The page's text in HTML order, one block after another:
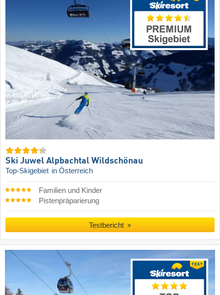
Ski Juwel Alpbachtal Wildschönau
Top-Skigebiet in Österreich
Familien und Kinder
Pistenpräparierung
Testbericht